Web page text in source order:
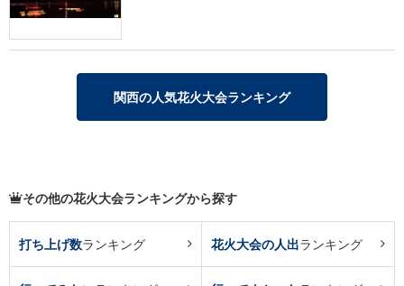
関西の人気花火大会ランキング
その他の花火大会ランキングから探す
打ち上げ数ランキング 花火大会の人出ランキング